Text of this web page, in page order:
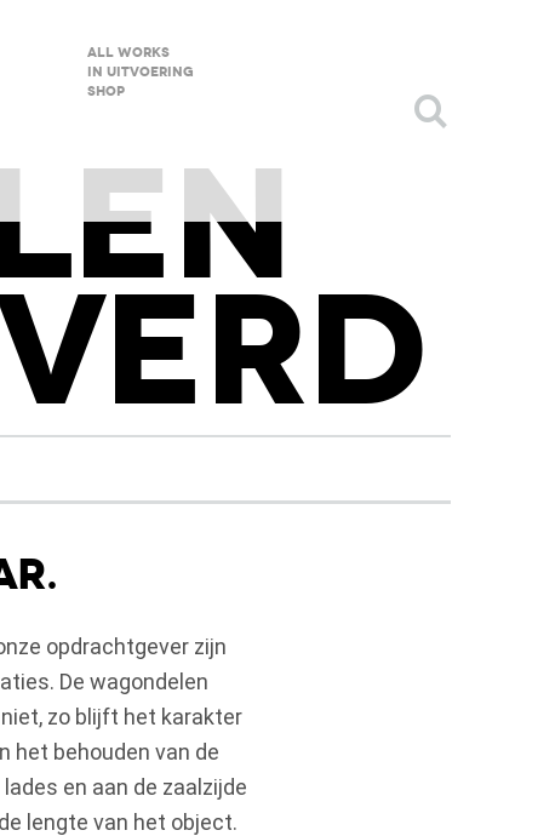
All Works
in uitvoering
shop
opdrachtgever zijn
De wagondelen
zo blijft het karakter
het behouden van de
en aan de zaalzijde
lengte van het object.